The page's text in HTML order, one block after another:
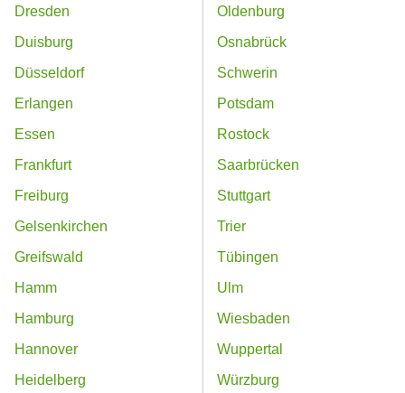
Dresden
Duisburg
Düsseldorf
Erlangen
Essen
Frankfurt
Freiburg
Gelsenkirchen
Greifswald
Hamm
Hamburg
Hannover
Heidelberg
Oldenburg
Osnabrück
Schwerin
Potsdam
Rostock
Saarbrücken
Stuttgart
Trier
Tübingen
Ulm
Wiesbaden
Wuppertal
Würzburg